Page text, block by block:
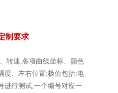
制要求
转速,各项曲线坐标、颜色
度、左右位置:极值包括:电
进行测试,一个编号对应一